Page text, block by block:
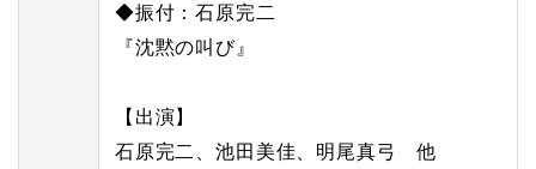
◆振付：石原完二
『沈黙の叫び』
【出演】
石原完二、池田美佳、明尾真弓 他